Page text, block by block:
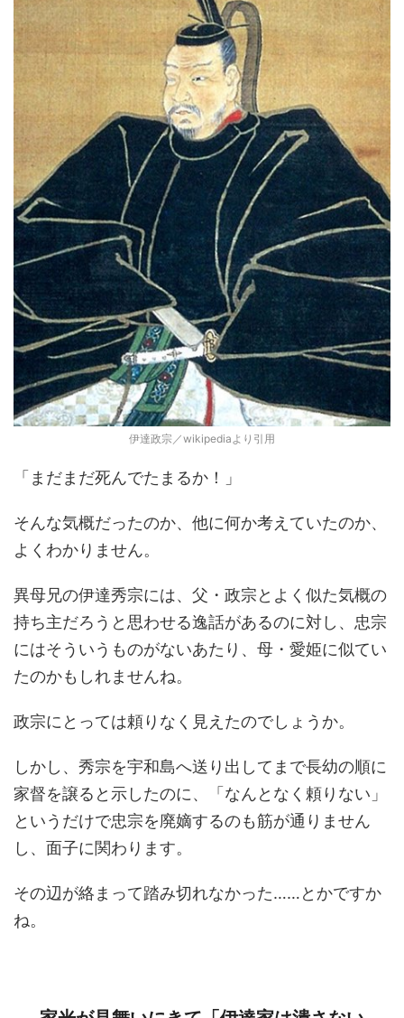
伊達政宗／wikipediaより引用
「まだまだ死んでたまるか！」
そんな気概だったのか、他に何か考えていたのか、
よくわかりません。
異母兄の伊達秀宗には、父・政宗とよく似た気概の
持ち主だろうと思わせる逸話があるのに対し、忠宗
にはそういうものがないあたり、母・愛姫に似てい
たのかもしれませんね。
政宗にとっては頼りなく見えたのでしょうか。
しかし、秀宗を宇和島へ送り出してまで長幼の順に
家督を譲ると示したのに、「なんとなく頼りない」
というだけで忠宗を廃嫡するのも筋が通りません
し、面子に関わります。
その辺が絡まって踏み切れなかった……とかですか
ね。